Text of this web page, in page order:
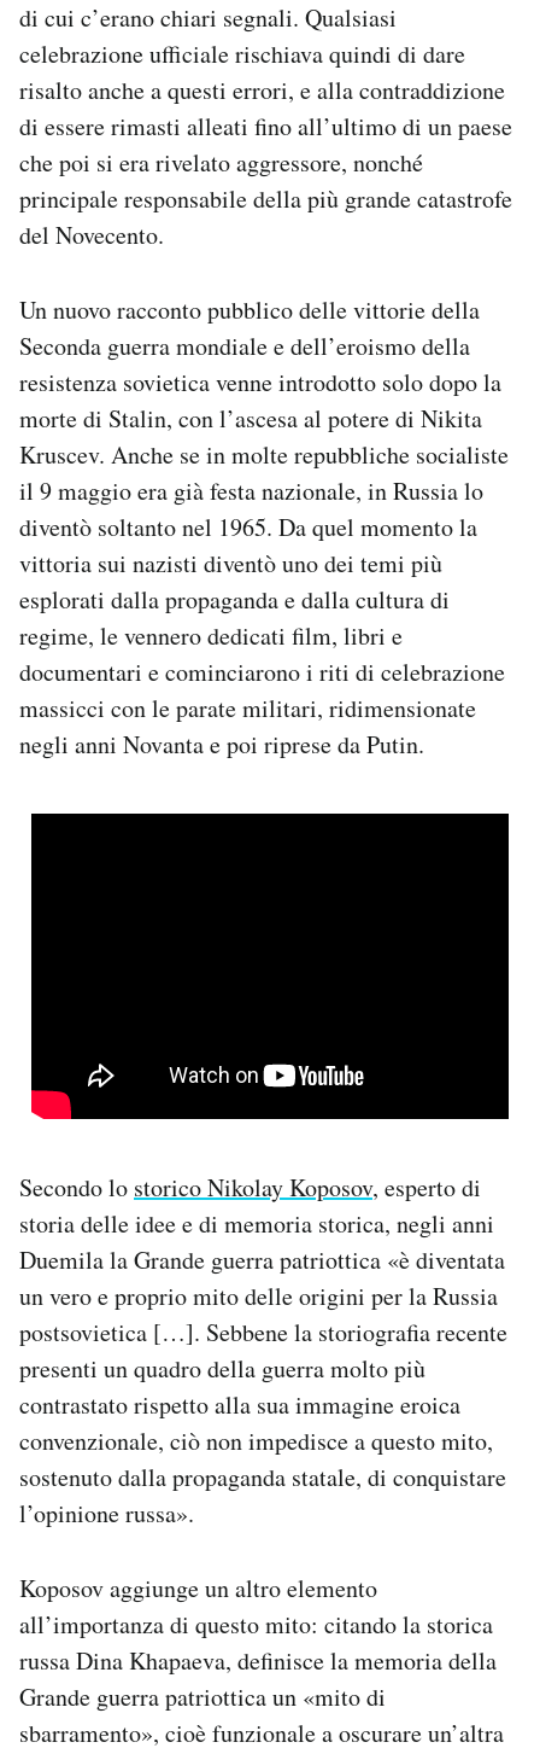
di cui c’erano chiari segnali. Qualsiasi
celebrazione ufficiale rischiava quindi di dare
risalto anche a questi errori, e alla contraddizione
di essere rimasti alleati fino all’ultimo di un paese
che poi si era rivelato aggressore, nonché
principale responsabile della più grande catastrofe
del Novecento.
Un nuovo racconto pubblico delle vittorie della
Seconda guerra mondiale e dell’eroismo della
resistenza sovietica venne introdotto solo dopo la
morte di Stalin, con l’ascesa al potere di Nikita
Kruscev. Anche se in molte repubbliche socialiste
il 9 maggio era già festa nazionale, in Russia lo
diventò soltanto nel 1965. Da quel momento la
vittoria sui nazisti diventò uno dei temi più
esplorati dalla propaganda e dalla cultura di
regime, le vennero dedicati film, libri e
documentari e cominciarono i riti di celebrazione
massicci con le parate militari, ridimensionate
negli anni Novanta e poi riprese da Putin.
Secondo lo storico Nikolay Koposov, esperto di
storia delle idee e di memoria storica, negli anni
Duemila la Grande guerra patriottica «è diventata
un vero e proprio mito delle origini per la Russia
postsovietica […]. Sebbene la storiografia recente
presenti un quadro della guerra molto più
contrastato rispetto alla sua immagine eroica
convenzionale, ciò non impedisce a questo mito,
sostenuto dalla propaganda statale, di conquistare
l’opinione russa».
Koposov aggiunge un altro elemento
all’importanza di questo mito: citando la storica
russa Dina Khapaeva, definisce la memoria della
Grande guerra patriottica un «mito di
sbarramento», cioè funzionale a oscurare un’altra